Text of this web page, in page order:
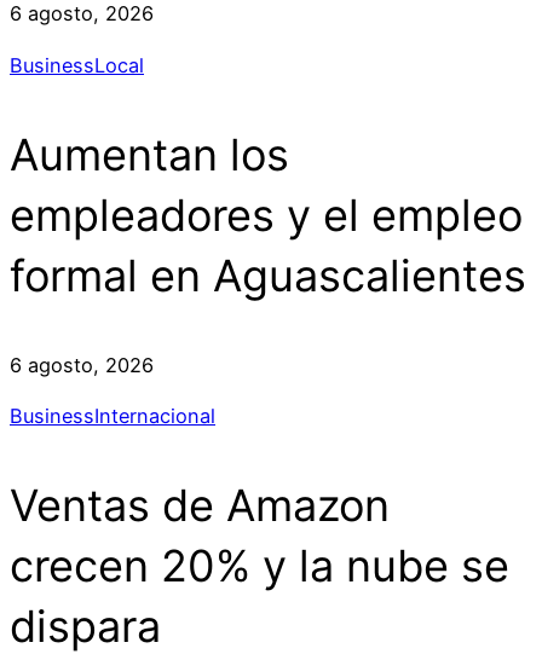
6 agosto, 2026
BusinessLocal
Aumentan los
empleadores y el empleo
formal en Aguascalientes
6 agosto, 2026
BusinessInternacional
Ventas de Amazon
crecen 20% y la nube se
dispara